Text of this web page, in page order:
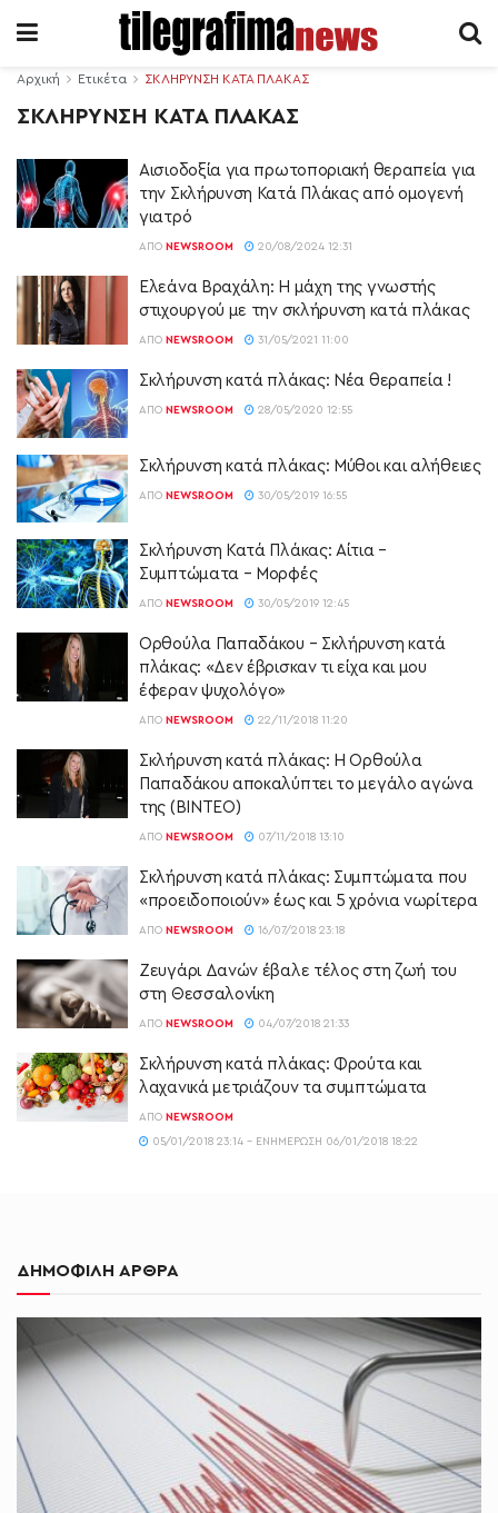
Αρχική Ετικέτα ΣΚΛΗΡΥΝΣΗ ΚΑΤΑ ΠΛΑΚΑΣ
ΣΚΛΗΡΥΝΣΗ ΚΑΤΑ ΠΛΑΚΑΣ
Αισιοδοξία για πρωτοποριακή θεραπεία για
την Σκλήρυνση Κατά Πλάκας από ομογενή
γιατρό
ΑΠΌ NEWSROOM 20/08/2024 12:31
Ελεάνα Βραχάλη: Η μάχη της γνωστής
στιχουργού με την σκλήρυνση κατά πλάκας
ΑΠΌ NEWSROOM 31/05/2021 11:00
Σκλήρυνση κατά πλάκας: Νέα θεραπεία !
ΑΠΌ NEWSROOM 28/05/2020 12:55
Σκλήρυνση κατά πλάκας: Μύθοι και αλήθειες
ΑΠΌ NEWSROOM 30/05/2019 16:55
Σκλήρυνση Κατά Πλάκας: Αίτια –
Συμπτώματα – Μορφές
ΑΠΌ NEWSROOM 30/05/2019 12:45
Ορθούλα Παπαδάκου – Σκλήρυνση κατά
πλάκας: «Δεν έβρισκαν τι είχα και μου
έφεραν ψυχολόγο»
ΑΠΌ NEWSROOM 22/11/2018 11:20
Σκλήρυνση κατά πλάκας: Η Ορθούλα
Παπαδάκου αποκαλύπτει το μεγάλο αγώνα
της (ΒΙΝΤΕΟ)
ΑΠΌ NEWSROOM 07/11/2018 13:10
Σκλήρυνση κατά πλάκας: Συμπτώματα που
«προειδοποιούν» έως και 5 χρόνια νωρίτερα
ΑΠΌ NEWSROOM 16/07/2018 23:18
Ζευγάρι Δανών έβαλε τέλος στη ζωή του
στη Θεσσαλονίκη
ΑΠΌ NEWSROOM 04/07/2018 21:33
Σκλήρυνση κατά πλάκας: Φρούτα και
λαχανικά μετριάζουν τα συμπτώματα
ΑΠΌ NEWSROOM
05/01/2018 23:14 - ΕΝΗΜΈΡΩΣΗ 06/01/2018 18:22
ΔΗΜΟΦΙΛΗ ΑΡΘΡΑ